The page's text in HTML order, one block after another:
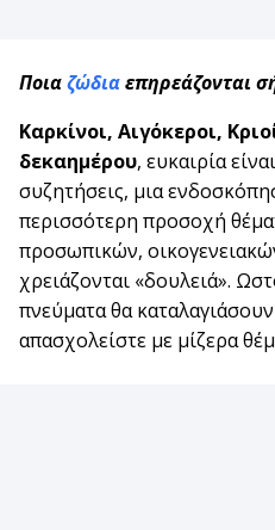
Ποιαζώδιαεπηρεάζονται
Καρκίνοι, Αιγόκεροι,
δεκαημέρου, ευκαιρία
συζητήσεις, μια
περισσότερη προσοχή
προσωπικών,
χρειάζονται «δουλειά».
πνεύματα θα
απασχολείστε με μίζερα